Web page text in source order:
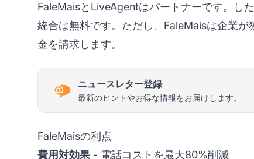
FaleMaisとLiveAgentはパートナーです。し
統合は無料です。ただし、FaleMaisは企業
金を請求します。
ニュースレター登録
最新のヒントやお得な情報をお届けします。
FaleMaisの利点
費用対効果 - 電話コストを最大80%削減